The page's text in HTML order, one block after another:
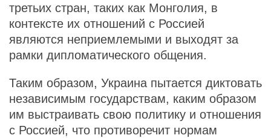
третьих стран, таких как Монголия, в
контексте их отношений с Россией
являются неприемлемыми и выходят за
рамки дипломатического общения.
Таким образом, Украина пытается диктовать
независимым государствам, каким образом
им выстраивать свою политику и отношения
с Россией, что противоречит нормам